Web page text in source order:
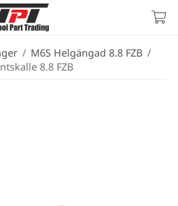
/ M6S Helgängad 8.8 FZB /
8.8 FZB